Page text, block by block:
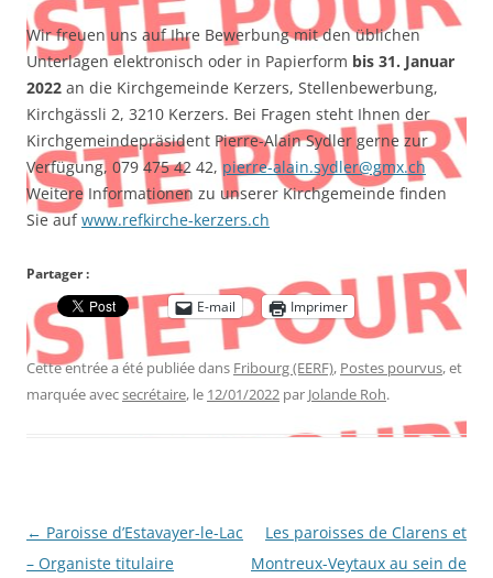
Wir freuen uns auf Ihre Bewerbung mit den üblichen
Unterlagen elektronisch oder in Papierform bis 31. Januar
2022 an die Kirchgemeinde Kerzers, Stellenbewerbung,
Kirchgässli 2, 3210 Kerzers. Bei Fragen steht Ihnen der
Kirchgemeindepräsident Pierre-Alain Sydler gerne zur
Verfügung, 079 475 42 42,pierre-alain.sydler@gmx.ch
Weitere Informationen zu unserer Kirchgemeinde finden
Sie aufwww.refkirche-kerzers.ch
Partager :
E-mail
Imprimer
Cette entrée a été publiée dans Fribourg (EERF), Postes pourvus, et
marquée avecsecrétaire, le 12/01/2022 par Jolande Roh.
Navigation
des
← Paroisse d’Estavayer-le-Lac
– Organiste titulaire
Les paroisses de Clarens et
Montreux-Veytaux au sein de